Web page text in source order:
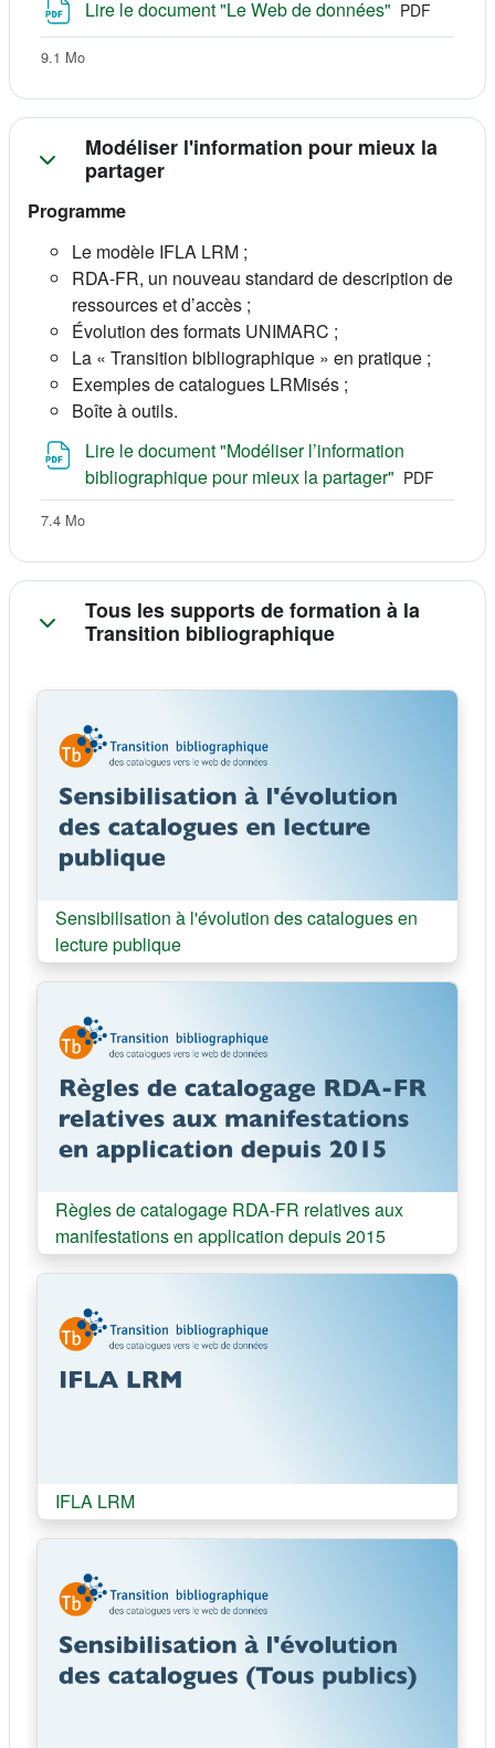
Lire le document "Le Web de données" Fichier
PDF
9.1 Mo
Modéliser l'information pour mieux la
partager
Programme
Le modèle IFLA LRM ;
RDA-FR, un nouveau standard de description de
ressources et d’accès ;
Évolution des formats UNIMARC ;
La « Transition bibliographique » en pratique ;
Exemples de catalogues LRMisés ;
Boîte à outils.
Lire le document "Modéliser l’information
bibliographique pour mieux la partager" Fichier
PDF
7.4 Mo
Tous les supports de formation à la
Transition bibliographique
Cours:
Sensibilisation à l'évolution des catalogues en
lecture publique
Cours:
Règles de catalogage RDA-FR relatives aux
manifestations en application depuis 2015
Cours:
IFLA LRM